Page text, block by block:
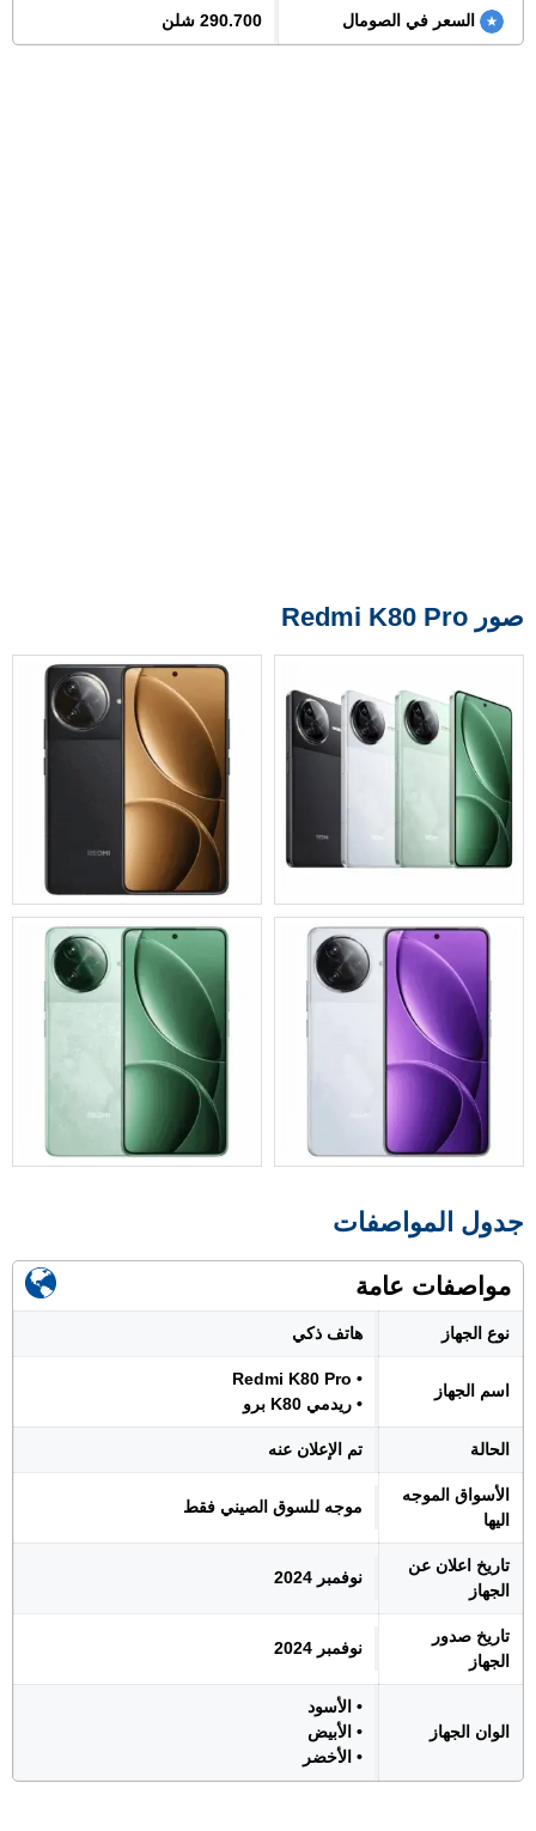
السعر في الصومال 290.700 شلن
صور Redmi K80 Pro
جدول المواصفات
مواصفات عامة
نوع الجهاز هاتف ذكي
اسم الجهاز
• Redmi K80 Pro
• ريدمي K80 برو
الحالة تم الإعلان عنه
الأسواق الموجه
اليها
موجه للسوق الصيني فقط
تاريخ اعلان عن
الجهاز
نوفمبر 2024
تاريخ صدور
الجهاز
نوفمبر 2024
الوان الجهاز
• الأسود
• الأبيض
• الأخضر